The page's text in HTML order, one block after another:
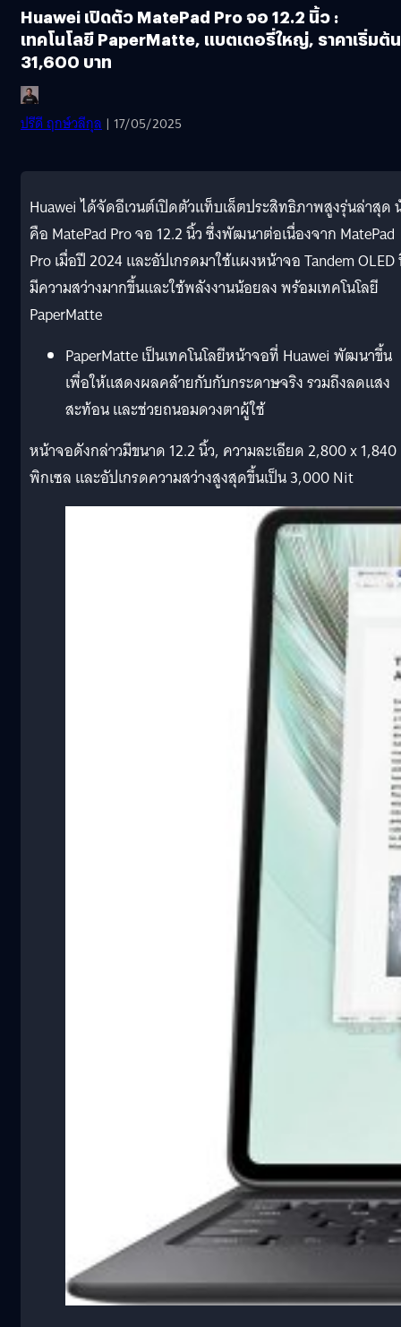
Huawei เปิดตัว MatePad Pro จอ 12.2 นิ้ว :
เทคโนโลยี PaperMatte, แบตเตอรี่ใหญ่, ราคาเริ่มต้น
31,600 บาท
ปรีดี ฤกษ์วลีกุล | 17/05/2025
Huawei ได้จัดอีเวนต์เปิดตัวแท็บเล็ตประสิทธิภาพสูงรุ่นล่าสุด
คือ MatePad Pro จอ 12.2 นิ้ว ซึ่งพัฒนาต่อเนื่องจาก MatePad
Pro เมื่อปี 2024 และอัปเกรดมาใช้แผงหน้าจอ Tandem OLED
มีความสว่างมากขึ้นและใช้พลังงานน้อยลง พร้อมเทคโนโลยี
PaperMatte
PaperMatte เป็นเทคโนโลยีหน้าจอที่ Huawei พัฒนาขึ้น
เพื่อให้แสดงผลคล้ายกับกับกระดาษจริง รวมถึงลดแสง
สะท้อน และช่วยถนอมดวงตาผู้ใช้
หน้าจอดังกล่าวมีขนาด 12.2 นิ้ว, ความละเอียด 2,800 x 1,840
พิกเซล และอัปเกรดความสว่างสูงสุดขึ้นเป็น 3,000 Nit